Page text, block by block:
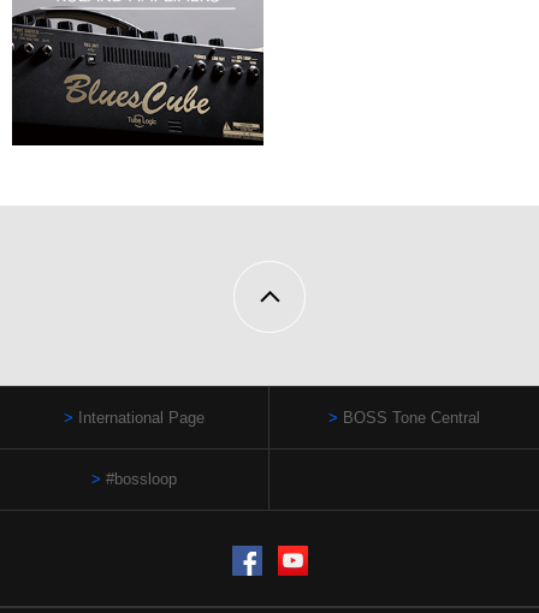
International Page BOSS Tone Central
#bossloop
FacebookYouTube